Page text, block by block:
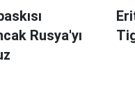
Rusya'yı